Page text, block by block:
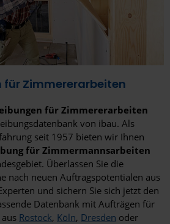
UNS
KONTAKT
für Zimmererarbeiten
für Zimmererarbeiten
von ibau. Als
seit 1957 bieten wir Ihnen
für Zimmermannsarbeiten
Überlassen Sie die
nach neuen Auftragspotentialen aus
und sichern Sie sich jetzt den
Datenbank mit Aufträgen für
Rostock, Köln, Dresden oder